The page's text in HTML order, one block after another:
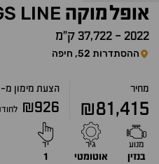
אופלמוקה LINE
2022
- 37,722 ק״מ
ההסתדרות 52, חיפה
מחיר
₪81,415
הצעת מימון מ-
₪926
מנוע
בנזין
גיר
אוטומטי
יד
1